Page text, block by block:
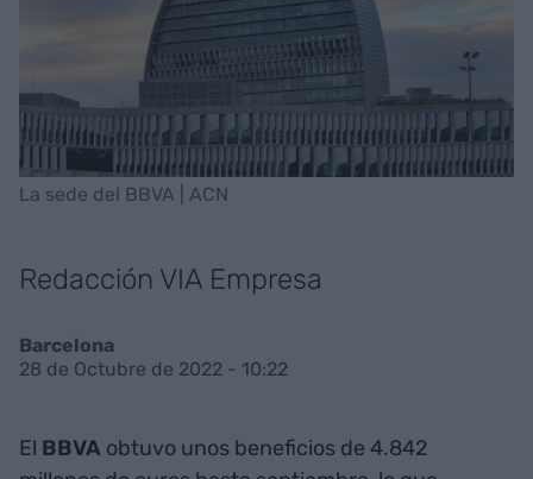
La sede del BBVA | ACN
Redacción VIA Empresa
Barcelona
28 de Octubre de 2022 - 10:22
El BBVA obtuvo unos beneficios de 4.842